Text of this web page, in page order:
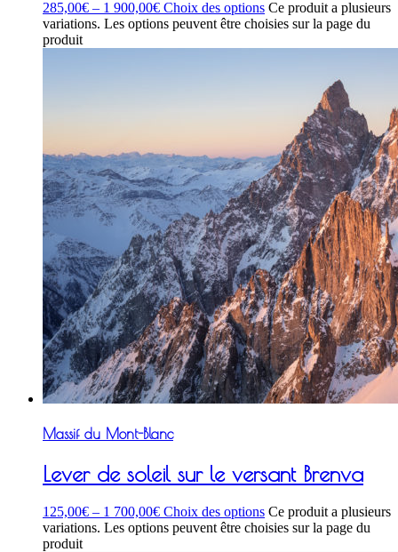
285,00€ – 1 900,00€ Choix des options Ce produit a plusieurs
variations. Les options peuvent être choisies sur la page du
produit
Massif du Mont-Blanc
Lever de soleil sur le versant Brenva
125,00€ – 1 700,00€ Choix des options Ce produit a plusieurs
variations. Les options peuvent être choisies sur la page du
produit